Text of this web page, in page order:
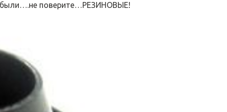
были….не поверите…РЕЗИНОВЫЕ!